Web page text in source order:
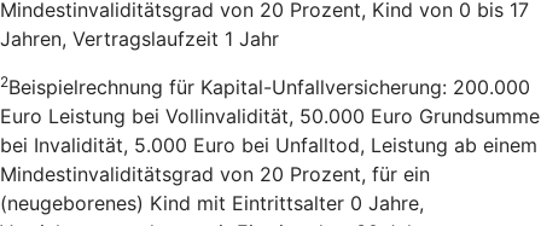
Mindestinvaliditätsgrad von 20 Prozent, Kind von 0 bis 17
Jahren, Vertragslaufzeit 1 Jahr
2Beispielrechnung für Kapital-Unfallversicherung: 200.000
Euro Leistung bei Vollinvalidität, 50.000 Euro Grundsumme
bei Invalidität, 5.000 Euro bei Unfalltod, Leistung ab einem
Mindestinvaliditätsgrad von 20 Prozent, für ein
(neugeborenes) Kind mit Eintrittsalter 0 Jahre,